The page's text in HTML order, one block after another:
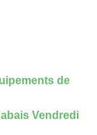
de
Vendredi